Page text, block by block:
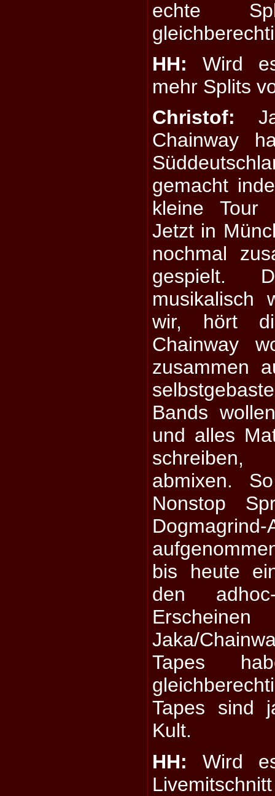
echte
HH: Wird
mehr Splits
Christof:
Chainway
gemacht
kleine Tour
Jetzt in
nochmal
gespielt.
musikalisch
wir, hört
Chainway
zusammen
Bands
und alles
abmixen.
Nonstop
Dogmagrind-
bis heute
den
Jaka/
Tapes
Tapes sind
Kult.
HH: Wird